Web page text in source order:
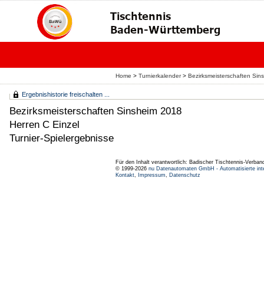
Home > Turnierkalender> Bezirksmeisterschaften
Ergebnishistorie freischalten ...
Bezirksmeisterschaften Sinsheim 2018
Herren C Einzel
Turnier-Spielergebnisse
Für den Inhalt verantwortlich: Badischer Tischtennis-
© 1999-2026 nu Datenautomaten GmbH - Automatisierte
Kontakt, Impressum, Datenschutz